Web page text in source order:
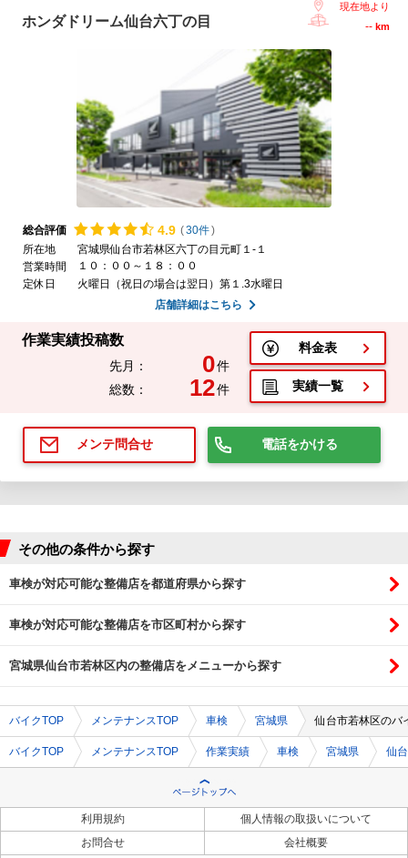
ホンダドリーム仙台六丁の目
現在地より
-- km
総合評価 4.9 (30件)
所在地
宮城県仙台市若林区六丁の目元町１-１
営業時間
１０：００～１８：００
定休日
火曜日（祝日の場合は翌日）第１.3水曜日
店舗詳細はこちら
作業実績投稿数
先月： 0件
総数：
12件
料金表
実績一覧
メンテ問合せ 電話をかける
その他の条件から探す
車検が対応可能な整備店を都道府県から探す
車検が対応可能な整備店を市区町村から探す
宮城県仙台市若林区内の整備店をメニューから探す
バイクTOP メンテナンスTOP 車検 宮城県 仙台市若林区のバ
バイクTOP メンテナンスTOP 作業実績 車検 宮城県 仙
利用規約
個人情報の取扱いについて
お問合せ
会社概要